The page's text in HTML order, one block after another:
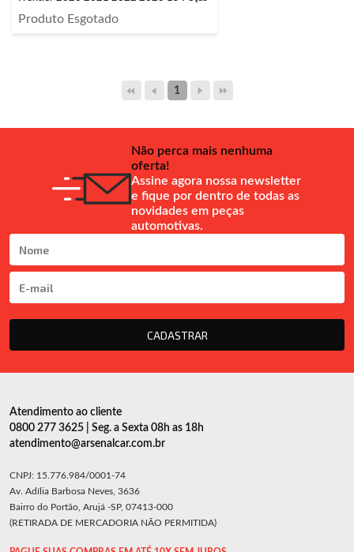
Produto Esgotado
1
Não perca mais nenhuma
oferta!
Assine agora nossa newsletter
e fique por dentro de todas as
novidades em peças
automotivas.
CADASTRAR
Atendimento ao cliente
0800 277 3625 | Seg. a Sexta 08h as 18h
atendimento@arsenalcar.com.br
CNPJ: 15.776.984/0001-74
Av. Adília Barbosa Neves, 3636
Bairro do Portão, Arujá -SP, 07413-000
(RETIRADA DE MERCADORIA NÃO PERMITIDA)